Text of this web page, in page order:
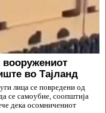
вооружениот
во Тајланд
лица се повредени од
се самоубие, соопштија
дека осомничениот